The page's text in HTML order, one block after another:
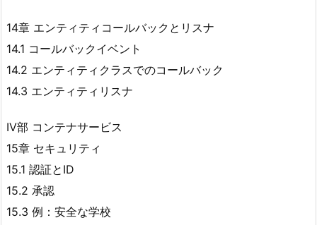
14章 エンティティコールバックとリスナ
14.1 コールバックイベント
14.2 エンティティクラスでのコールバック
14.3 エンティティリスナ
IV部 コンテナサービス
15章 セキュリティ
15.1 認証とID
15.2 承認
15.3 例：安全な学校